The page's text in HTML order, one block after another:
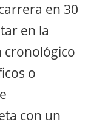
en 30
en la
cronológico
o
con un